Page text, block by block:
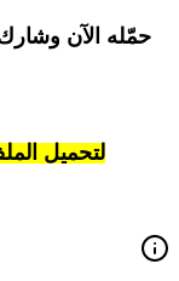
حمّله الآن
لتحميل